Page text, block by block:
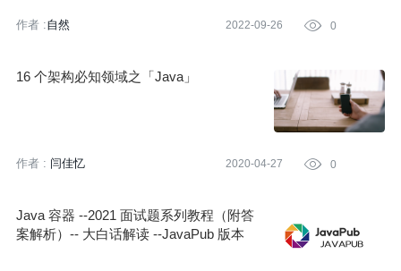
作者 :自然 2022-09-26  0
16 个架构必知领域之「Java」
作者 : 闫佳忆 2020-04-27  0
Java 容器 --2021 面试题系列教程（附答
案解析）-- 大白话解读 --JavaPub 版本